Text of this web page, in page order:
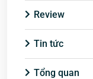
Review
Tin tức
Tổng quan